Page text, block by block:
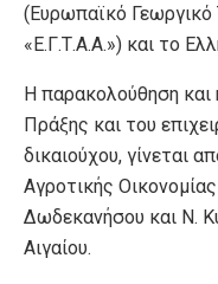
(Ευρωπαϊκό Γεωργικό
«Ε.Γ.Τ.Α.Α.») και το
Η παρακολούθηση και
Πράξης και του
δικαιούχου, γίνεται
Αγροτικής
Δωδεκανήσου και Ν.
Αιγαίου.